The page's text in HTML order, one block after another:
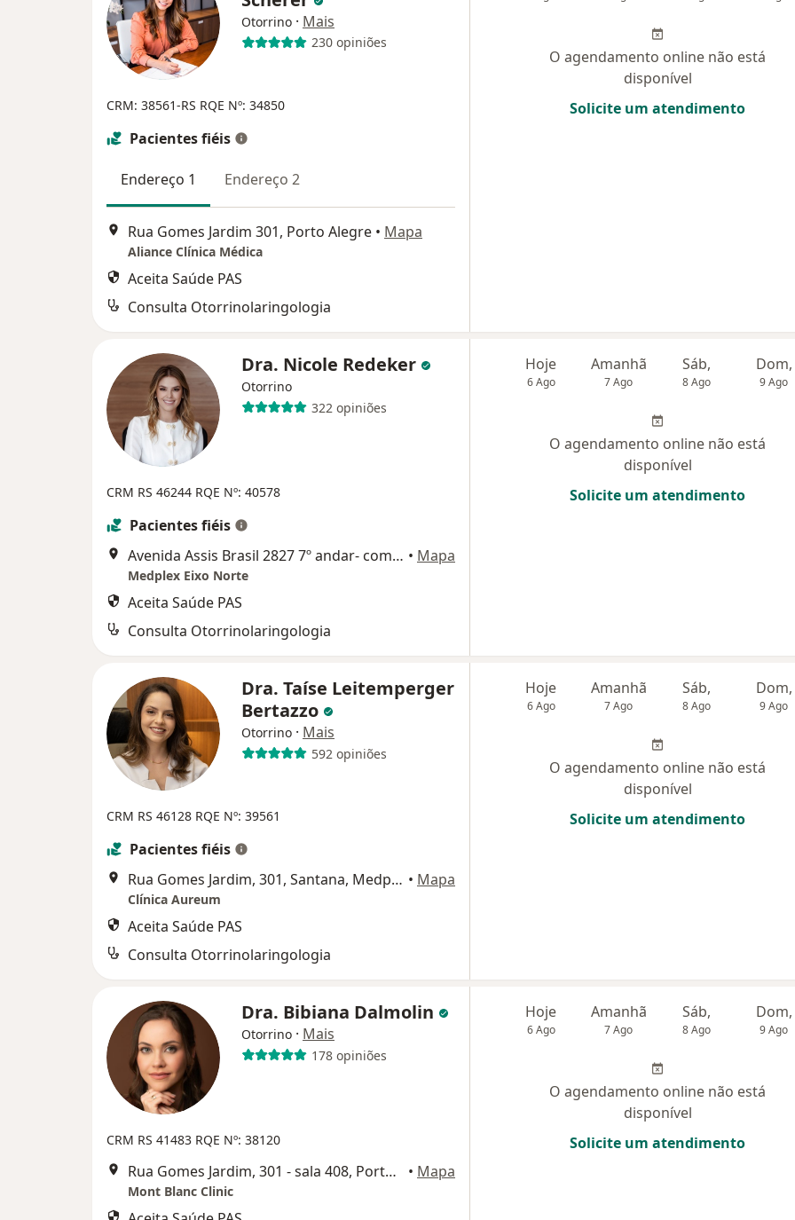
Otorrino · Mais
230 opiniões
CRM: 38561-RS RQE Nº: 34850
Pacientes fiéis
Endereço 1 Endereço 2
Rua Gomes Jardim 301, Porto Alegre • Mapa
Aliance Clínica Médica
Aceita Saúde PAS
Consulta Otorrinolaringologia
O agendamento online não está
disponível
Solicite um atendimento
Dra. Nicole Redeker
Otorrino
322 opiniões
CRM RS 46244 RQE Nº: 40578
Pacientes fiéis
Avenida Assis Brasil 2827 7º andar- complexo deltamed, Porto Alegre • Mapa
Medplex Eixo Norte
Aceita Saúde PAS
Consulta Otorrinolaringologia
Hoje
6 Ago
Amanhã
7 Ago
Sáb,
8 Ago
Dom,
9 Ago
O agendamento online não está
disponível
Solicite um atendimento
Dra. Taíse Leitemperger
Bertazzo
Otorrino · Mais
592 opiniões
CRM RS 46128 RQE Nº: 39561
Pacientes fiéis
Rua Gomes Jardim, 301, Santana, Medplex Torre Sul - SALA 921, Porto Alegre • Mapa
Clínica Aureum
Aceita Saúde PAS
Consulta Otorrinolaringologia
Hoje
6 Ago
Amanhã
7 Ago
Sáb,
8 Ago
Dom,
9 Ago
O agendamento online não está
disponível
Solicite um atendimento
Dra. Bibiana Dalmolin
Otorrino · Mais
178 opiniões
CRM RS 41483 RQE Nº: 38120
Rua Gomes Jardim, 301 - sala 408, Porto Alegre • Mapa
Mont Blanc Clinic
Hoje
6 Ago
Amanhã
7 Ago
Sáb,
8 Ago
Dom,
9 Ago
O agendamento online não está
disponível
Solicite um atendimento